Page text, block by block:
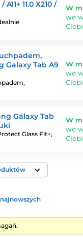
11.0 X210 /
W
we
Galaxy Tab A9
W
we
Galaxy Tab
Glass Fit+,
W
we